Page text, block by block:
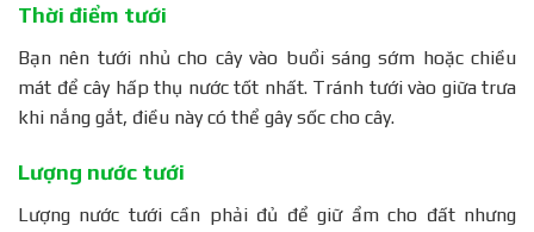
Thời điểm tưới
Bạn nên tưới nhủ cho cây vào buổi sáng sớm hoặc chiều
mát để cây hấp thụ nước tốt nhất. Tránh tưới vào giữa trưa
khi nắng gắt, điều này có thể gây sốc cho cây.
Lượng nước tưới
Lượng nước tưới cần phải đủ để giữ ẩm cho đất nhưng